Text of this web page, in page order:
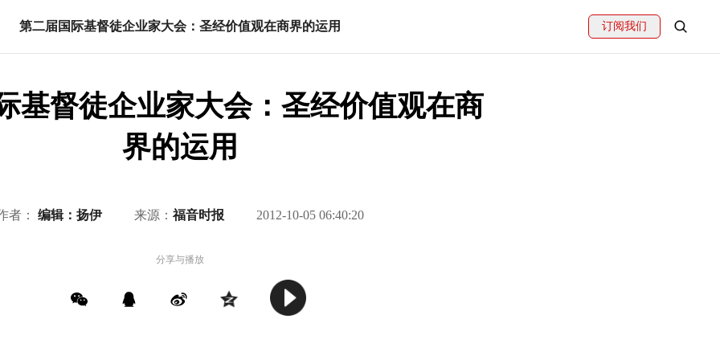
第二届国际基督徒企业家大会：圣经价值观在商界的运用 订阅我们
基督徒企业家大会：圣经价值观在商
界的运用
者： 编辑：扬伊 来源： 福音时报 2012-10-05 06:40:20
分享与播放